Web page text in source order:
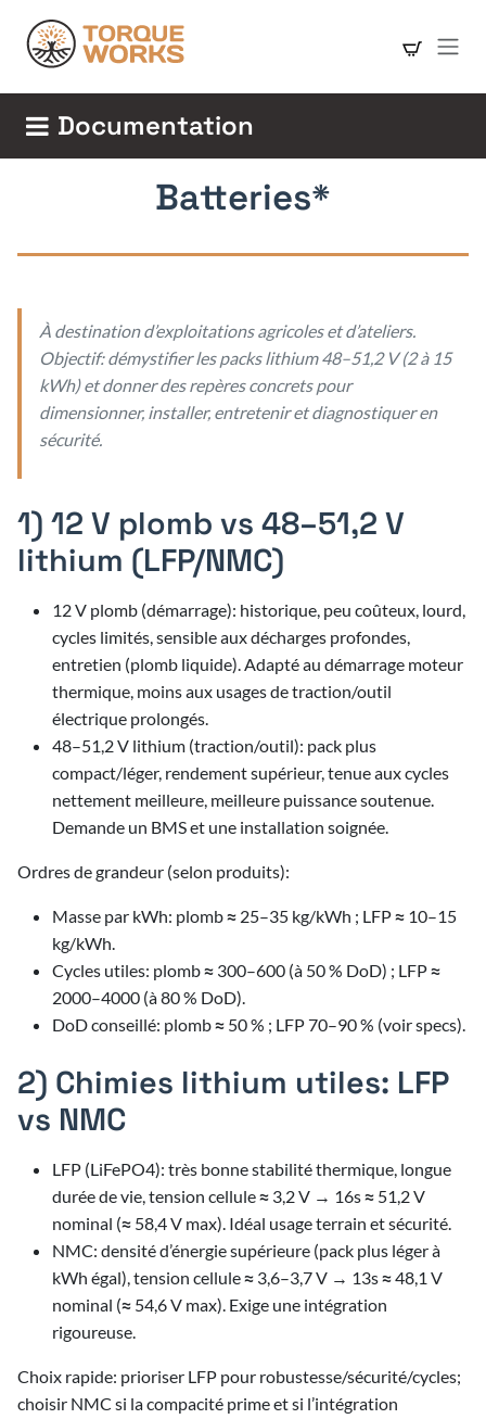
Documentation
2026
2026
2026
2026
Batteries*
À destination d’exploitations agricoles et d’ateliers.
Objectif: démystifier les packs lithium 48–51,2 V (2 à 15
kWh) et donner des repères concrets pour
dimensionner, installer, entretenir et diagnostiquer en
sécurité.
1) 12 V plomb vs 48–51,2 V
lithium (LFP/NMC)
12 V plomb (démarrage): historique, peu coûteux, lourd,
cycles limités, sensible aux décharges profondes,
entretien (plomb liquide). Adapté au démarrage moteur
thermique, moins aux usages de traction/outil
électrique prolongés.
48–51,2 V lithium (traction/outil): pack plus
compact/léger, rendement supérieur, tenue aux cycles
nettement meilleure, meilleure puissance soutenue.
Demande un BMS et une installation soignée.
Ordres de grandeur (selon produits):
Masse par kWh: plomb ≈ 25–35 kg/kWh ; LFP ≈ 10–15
kg/kWh.
Cycles utiles: plomb ≈ 300–600 (à 50 % DoD) ; LFP ≈
2000–4000 (à 80 % DoD).
DoD conseillé: plomb ≈ 50 % ; LFP 70–90 % (voir specs).
2) Chimies lithium utiles: LFP
vs NMC
LFP (LiFePO4): très bonne stabilité thermique, longue
durée de vie, tension cellule ≈ 3,2 V → 16s ≈ 51,2 V
nominal (≈ 58,4 V max). Idéal usage terrain et sécurité.
NMC: densité d’énergie supérieure (pack plus léger à
kWh égal), tension cellule ≈ 3,6–3,7 V → 13s ≈ 48,1 V
nominal (≈ 54,6 V max). Exige une intégration
rigoureuse.
Choix rapide: prioriser LFP pour robustesse/sécurité/cycles;
choisir NMC si la compacité prime et si l’intégration